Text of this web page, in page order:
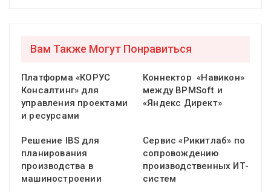
Вам Также Могут Понравиться
Платформа «КОРУС
Консалтинг» для
управления проектами
и ресурсами
Коннектор «Навикон»
между BPMSoft и
«Яндекс Директ»
Решение IBS для
планирования
производства в
машиностроении
Сервис «Рикитлаб» по
сопровождению
производственных ИТ-
систем